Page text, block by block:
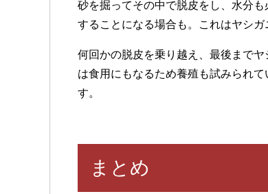
砂を掘ってその中で脱皮をし、水分
することになる場合も。これはヤシガ
何回かの脱皮を乗り越え、最後まで
は食用にもなるため養殖も試みられ
す。
まとめ